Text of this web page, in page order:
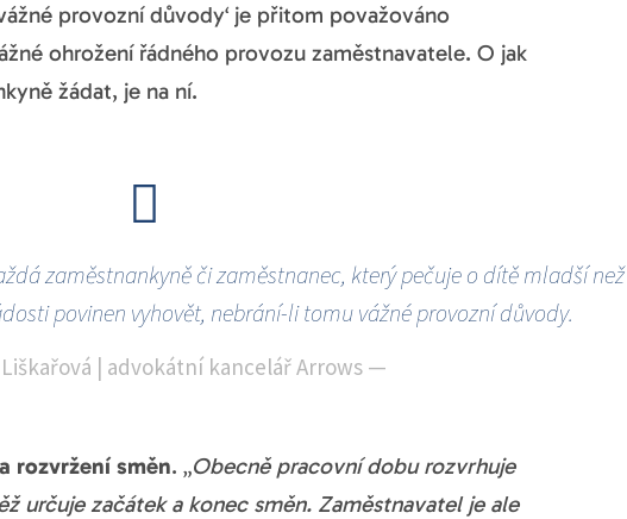
provozní důvody‘ je přitom považováno
ohrožení řádného provozu zaměstnavatele. O jak
žádat, je na ní.
zaměstnankyně či zaměstnanec, který pečuje o dítě mladší než
povinen vyhovět, nebrání-li tomu vážné provozní důvody.
| advokátní kancelář Arrows —
rozvržení směn. „Obecně pracovní dobu rozvrhuje
určuje začátek a konec směn. Zaměstnavatel je ale